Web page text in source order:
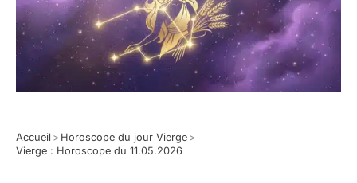
Accueil > Horoscope du jour Vierge >
Vierge : Horoscope du 11.05.2026